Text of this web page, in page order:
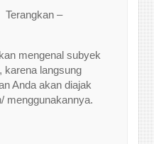
–
mengenal subyek
karena langsung
Anda akan diajak
menggunakannya.